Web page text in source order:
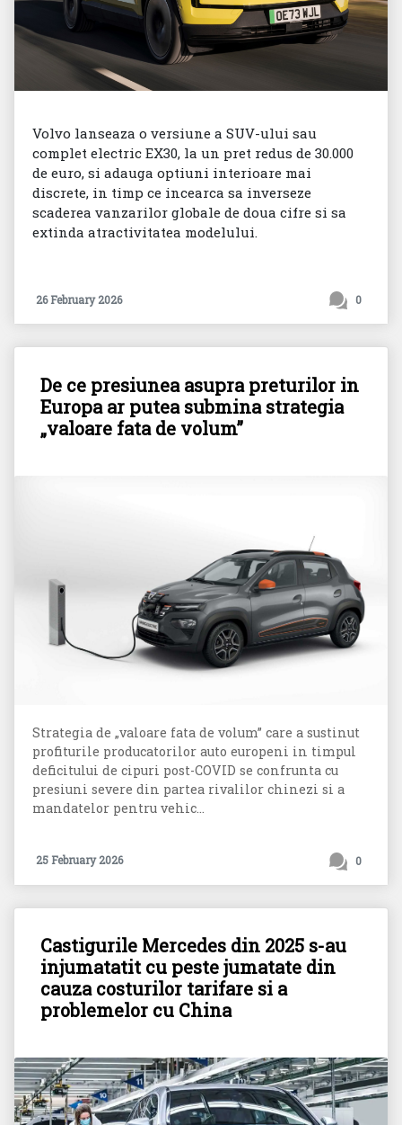
Volvo lanseaza o versiune a SUV-ului sau
complet electric EX30, la un pret redus de 30.000
de euro, si adauga optiuni interioare mai
discrete, in timp ce incearca sa inverseze
scaderea vanzarilor globale de doua cifre si sa
extinda atractivitatea modelului.
26 February 2026 0
De ce presiunea asupra preturilor in
Europa ar putea submina strategia
„valoare fata de volum”
Strategia de „valoare fata de volum” care a sustinut
profiturile producatorilor auto europeni in timpul
deficitului de cipuri post-COVID se confrunta cu
presiuni severe din partea rivalilor chinezi si a
mandatelor pentru vehic...
25 February 2026 0
Castigurile Mercedes din 2025 s-au
injumatatit cu peste jumatate din
cauza costurilor tarifare si a
problemelor cu China